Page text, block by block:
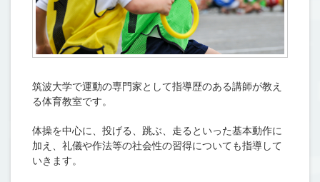
筑波大学で運動の専門家として指導歴のある講師が教え
る体育教室です。
体操を中心に、投げる、跳ぶ、走るといった基本動作に
加え、礼儀や作法等の社会性の習得についても指導して
いきます。